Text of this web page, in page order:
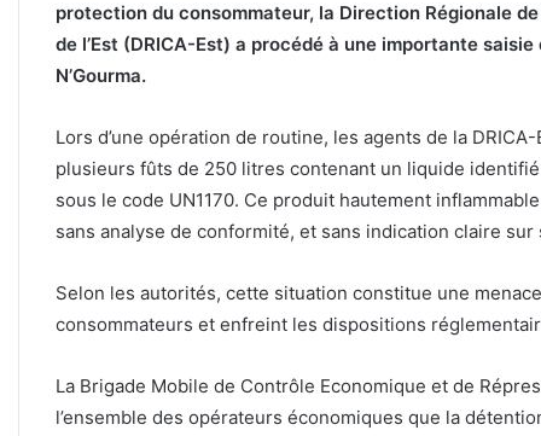
protection du consommateur, la Direction Régionale
de l’Est (DRICA-Est) a procédé à une importante
N’Gourma.
Lors d’une opération de routine, les agents de la
plusieurs fûts de 250 litres contenant un liquide identifié
sous le code UN1170. Ce produit hautement
sans analyse de conformité, et sans indication claire
Selon les autorités, cette situation constitue une
consommateurs et enfreint les dispositions
La Brigade Mobile de Contrôle Economique et de
l’ensemble des opérateurs économiques que la